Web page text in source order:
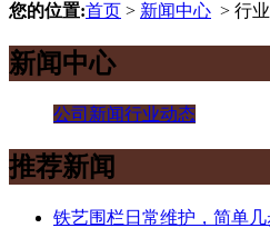
您的位置:首页 > 新闻中心 > 行
新闻中心
公司新闻行业动态
推荐新闻
铁艺围栏日常维护，简单